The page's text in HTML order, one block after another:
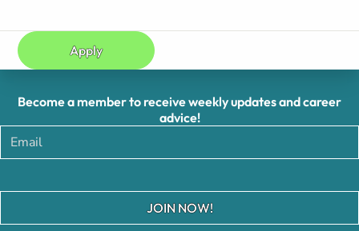
Apply
Become a member to receive weekly updates and career
advice!
JOIN NOW!